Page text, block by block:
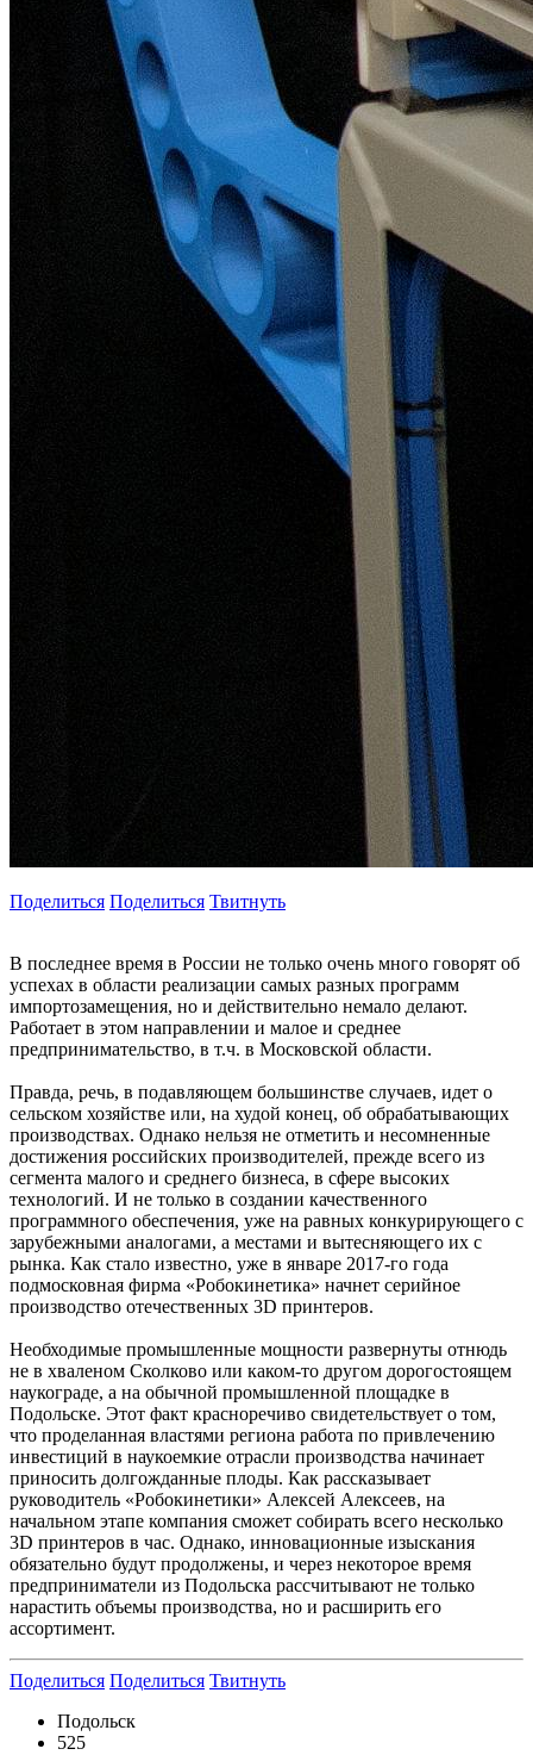
Поделиться Поделиться Твитнуть
В последнее время в России не только очень много говорят об
успехах в области реализации самых разных программ
импортозамещения, но и действительно немало делают.
Работает в этом направлении и малое и среднее
предпринимательство, в т.ч. в Московской области.
Правда, речь, в подавляющем большинстве случаев, идет о
сельском хозяйстве или, на худой конец, об обрабатывающих
производствах. Однако нельзя не отметить и несомненные
достижения российских производителей, прежде всего из
сегмента малого и среднего бизнеса, в сфере высоких
технологий. И не только в создании качественного
программного обеспечения, уже на равных конкурирующего с
зарубежными аналогами, а местами и вытесняющего их с
рынка. Как стало известно, уже в январе 2017-го года
подмосковная фирма «Робокинетика» начнет серийное
производство отечественных 3D принтеров.
Необходимые промышленные мощности развернуты отнюдь
не в хваленом Сколково или каком-то другом дорогостоящем
наукограде, а на обычной промышленной площадке в
Подольске. Этот факт красноречиво свидетельствует о том,
что проделанная властями региона работа по привлечению
инвестиций в наукоемкие отрасли производства начинает
приносить долгожданные плоды. Как рассказывает
руководитель «Робокинетики» Алексей Алексеев, на
начальном этапе компания сможет собирать всего несколько
3D принтеров в час. Однако, инновационные изыскания
обязательно будут продолжены, и через некоторое время
предприниматели из Подольска рассчитывают не только
нарастить объемы производства, но и расширить его
ассортимент.
Поделиться Поделиться Твитнуть
Подольск
525